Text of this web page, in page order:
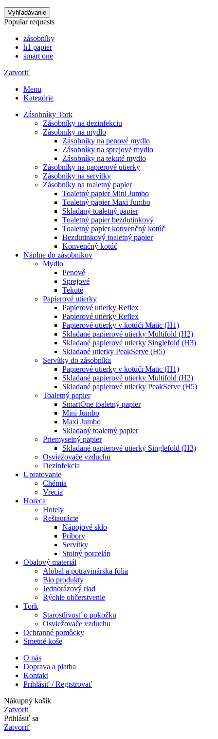
Vyhľadávanie
Popular requests
zásobníky
h1 papier
smart one
Zatvoriť
Menu
Kategórie
Zásobníky Tork
Zásobníky na dezinfekciu
Zásobníky na mydlo
Zásobníky na penové mydlo
Zásobníky na sprejové mydlo
Zásobníky na tekuté mydlo
Zásobníky na papierové utierky
Zásobníky na servítky
Zásobníky na toaletný papier
Toaletný papier Mini Jumbo
Toaletný papier Maxi Jumbo
Skladaný toaletný papier
Toaletný papier bezdutinkový
Toaletný papier konvenčný kotúč
Bezdutinkový toaletný papier
Konvenčný kotúč
Náplne do zásobníkov
Mydlo
Penové
Sprejové
Tekuté
Papierové utierky
Papierové utierky Reflex
Papierové utierky Reflex
Papierové utierky v kotúči Matic (H1)
Skladané papierové utierky Multifold (H2)
Skladané papierové utierky Singlefold (H3)
Skladané utierky PeakServe (H5)
Servítky do zásobníka
Papierové utierky v kotúči Matic (H1)
Skladané papierové utierky Multifold (H2)
Skladané papierové utierky PeakServe (H5)
Toaletný papier
SmartOne toaletný papier
Mini Jumbo
Maxi Jumbo
Skladaný toaletný papier
Priemyselný papier
Skladané papierové utierky Singlefold (H3)
Osviežovače vzduchu
Dezinfekcia
Upratovanie
Chémia
Vrecia
Horeca
Hotely
Reštaurácie
Nápojové sklo
Príbory
Servítky
Stolný porcelán
Obalový materiál
Alobal a potravinárska fólia
Bio produkty
Jednorázový riad
Rýchle občerstvenie
Tork
Starostlivosť o pokožku
Osviežovače vzduchu
Ochranné pomôcky
Smetné koše
O nás
Doprava a platba
Kontakt
Prihlásiť / Registrovať
Nákupný košík
Zatvoriť
Prihlásiť sa
Zatvoriť